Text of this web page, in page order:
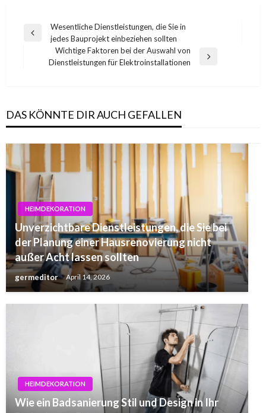
Post
navigation
Previous
Wesentliche Dienstleistungen, die Sie in
jedes Bauprojekt einbeziehen sollten
Next
Wichtige Faktoren bei der Auswahl von
Dienstleistungen für Elektroinstallationen
DAS KÖNNTE DIR AUCH GEFALLEN
HEIMDEKORATION
Unverzichtbare Dienstleistungen, die Sie bei
der Planung einer Hausrenovierung nicht
außer Acht lassen sollten
germeditor April 14, 2026
HEIMDEKORATION
Wie ein Badsanierung Stil und Design in Ihr